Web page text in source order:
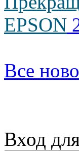
EPSON
Все
Вход